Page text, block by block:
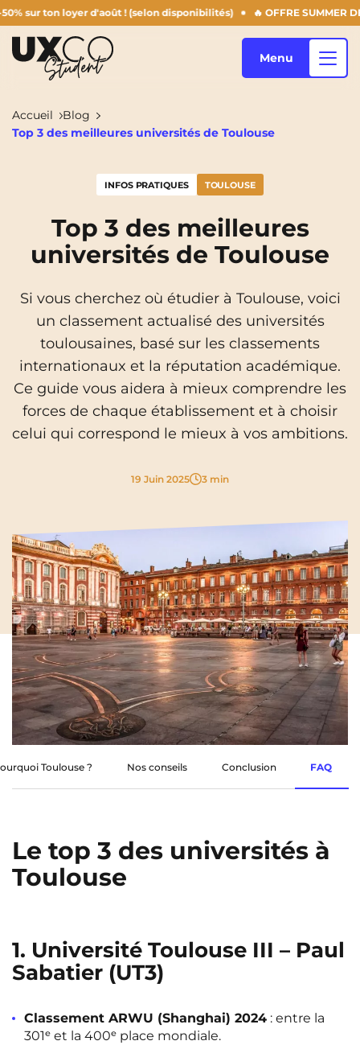
ton loyer d'août ! (selon disponibilités) 🔥 OFFRE SUMMER
Voir toutes les villes
Annemasse Archamps
Aulnoy-Lez-Valenciennes Béziers
Bordeaux Boulogne-Billancourt
Brest Caen
Chambéry NEW! Dijon
Gradignan Grenoble
Le Havre
Lomme
Marseille Montpellier
Nantes Nîmes
Noisy-Le-Grand Orly
Palaiseau Paris
Pau Reims
Rennes Rouen
Saint-Denis Saint-Etienne
Valenciennes Vichy
Qui sommes-nous ?
FR
EN
Instagram
TikTokFacebookYouTubeLinkedIn
Menu
Accueil
Blog
Top 3 des meilleures universités de Toulouse
INFOS PRATIQUES TOULOUSE
Top 3 des meilleures
universités de Toulouse
Si vous cherchez où étudier à Toulouse, voici
un classement actualisé des universités
toulousaines, basé sur les classements
internationaux et la réputation académique.
Ce guide vous aidera à mieux comprendre les
forces de chaque établissement et à choisir
celui qui correspond le mieux à vos ambitions.
19 Juin 2025 3 min
Toulouse ? Nos conseils Conclusion FAQ
Le top 3 des universités à
Toulouse
1. Université Toulouse III – Paul
Sabatier (UT3)
Classement ARWU (Shanghai) 2024 : entre la
301ᵉ et la 400ᵉ place mondiale.